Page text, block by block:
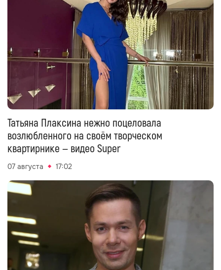
Татьяна Плаксина нежно поцеловала
возлюбленного на своём творческом
квартирнике — видео Super
07 августа 17:02